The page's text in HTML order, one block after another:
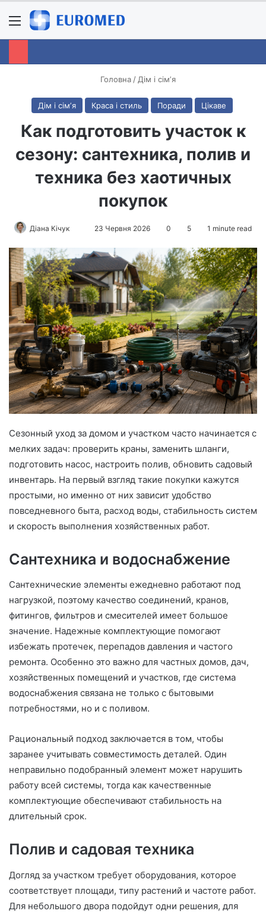
Menu
Головна / Дім і сімʼя
Дім і сімʼя Краса і стиль Поради Цікаве
Как подготовить участок к
сезону: сантехника, полив и
техника без хаотичных
покупок
Діана Кічук
n
d
a
n
e
m
a
l
23 Червня 2026 0 5 1 minute read
Сезонный уход за домом и участком часто начинается с
мелких задач: проверить краны, заменить шланги,
подготовить насос, настроить полив, обновить садовый
инвентарь. На первый взгляд такие покупки кажутся
простыми, но именно от них зависит удобство
повседневного быта, расход воды, стабильность систем
и скорость выполнения хозяйственных работ.
Сантехника и водоснабжение
Сантехнические элементы ежедневно работают под
нагрузкой, поэтому качество соединений, кранов,
фитингов, фильтров и смесителей имеет большое
значение. Надежные комплектующие помогают
избежать протечек, перепадов давления и частого
ремонта. Особенно это важно для частных домов, дач,
хозяйственных помещений и участков, где система
водоснабжения связана не только с бытовыми
потребностями, но и с поливом.
Рациональный подход заключается в том, чтобы
заранее учитывать совместимость деталей. Один
неправильно подобранный элемент может нарушить
работу всей системы, тогда как качественные
комплектующие обеспечивают стабильность на
длительный срок.
Полив и садовая техника
Догляд за участком требует оборудования, которое
соответствует площади, типу растений и частоте работ.
Для небольшого двора подойдут одни решения, для